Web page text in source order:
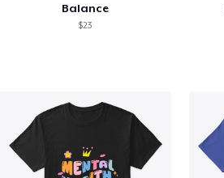
Balance
$23